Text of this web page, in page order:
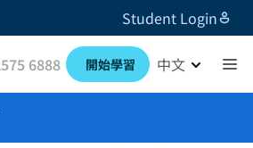
Student Login
6888 開始學習 中文